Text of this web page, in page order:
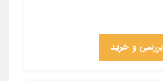
بررسی و خرید